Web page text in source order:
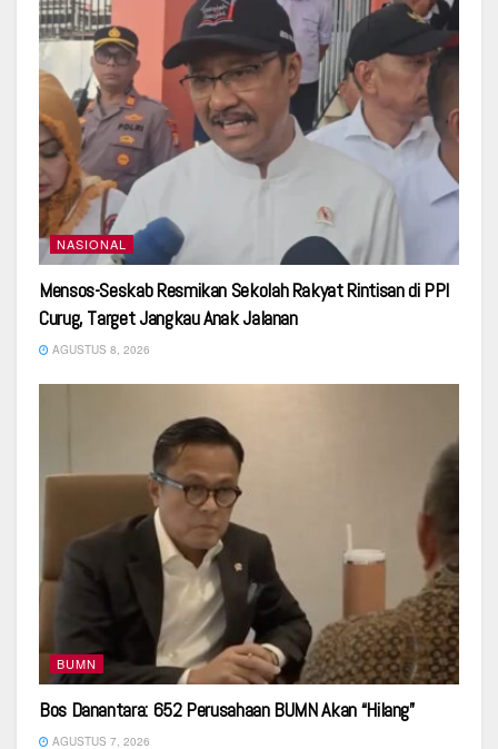
NASIONAL
Mensos-Seskab Resmikan Sekolah Rakyat Rintisan di PPI
Curug, Target Jangkau Anak Jalanan
AGUSTUS 8, 2026
BUMN
Bos Danantara: 652 Perusahaan BUMN Akan “Hilang”
AGUSTUS 7, 2026